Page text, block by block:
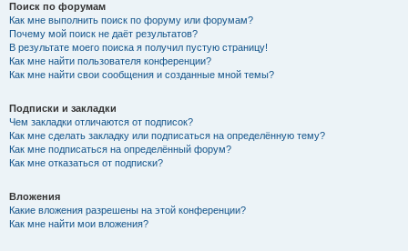
Поиск по форумам
Как мне выполнить поиск по форуму или форумам?
Почему мой поиск не даёт результатов?
В результате моего поиска я получил пустую страницу!
Как мне найти пользователя конференции?
Как мне найти свои сообщения и созданные мной темы?
Подписки и закладки
Чем закладки отличаются от подписок?
Как мне сделать закладку или подписаться на определённую тему?
Как мне подписаться на определённый форум?
Как мне отказаться от подписки?
Вложения
Какие вложения разрешены на этой конференции?
Как мне найти мои вложения?